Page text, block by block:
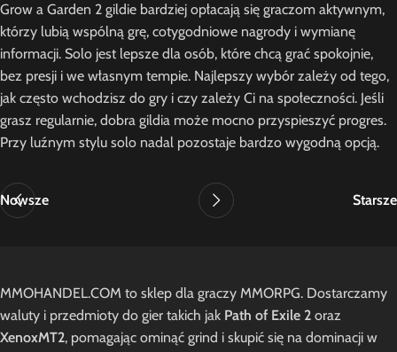
Grow a Garden 2 gildie bardziej opłacają się graczom aktywnym,
którzy lubią wspólną grę, cotygodniowe nagrody i wymianę
informacji. Solo jest lepsze dla osób, które chcą grać spokojnie,
bez presji i we własnym tempie. Najlepszy wybór zależy od tego,
jak często wchodzisz do gry i czy zależy Ci na społeczności. Jeśli
grasz regularnie, dobra gildia może mocno przyspieszyć progres.
Przy luźnym stylu solo nadal pozostaje bardzo wygodną opcją.
Nowsze Starsze
MMOHANDEL.COM to sklep dla graczy MMORPG. Dostarczamy
waluty i przedmioty do gier takich jak Path of Exile 2 oraz
XenoxMT2, pomagając ominąć grind i skupić się na dominacji w